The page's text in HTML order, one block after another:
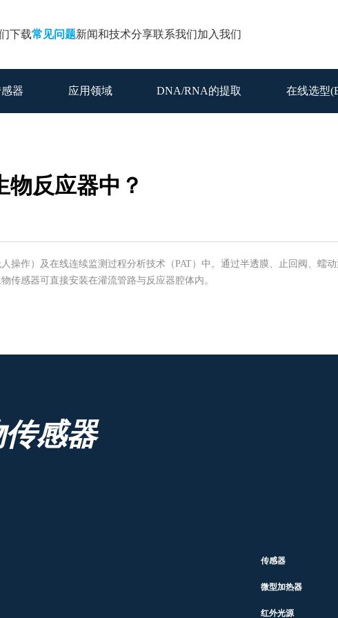
下载常见问题新闻和技术分享联系我们加入我们
器 应用领域 DNA/RNA的提取 在线选型
物反应器中？
操作）及在线连续监测过程分析技术（PAT）中。通过半透膜、止回阀、蠕
传感器可直接安装在灌流管路与反应器腔体内。
感器
传感器
微型加热器
红外光源